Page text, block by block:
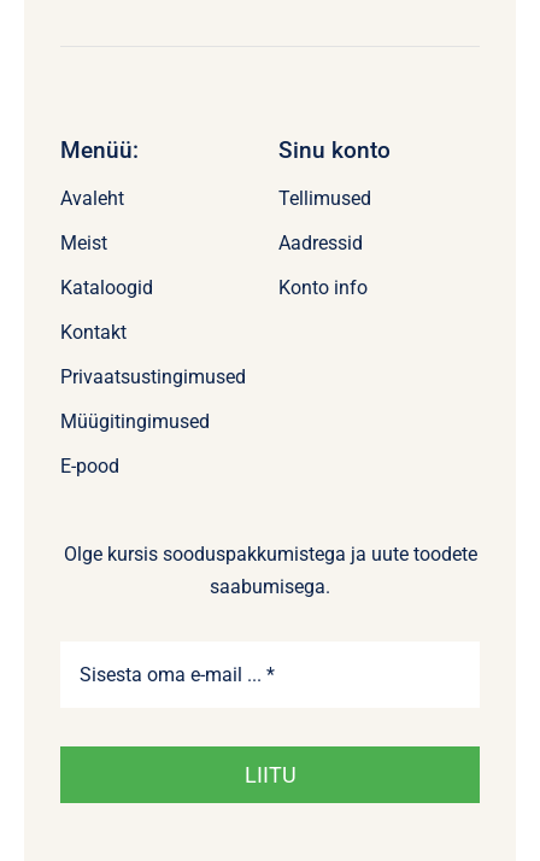
Menüü:
Avaleht
Meist
Kataloogid
Kontakt
Privaatsustingimused
Müügitingimused
E-pood
Sinu konto
Tellimused
Aadressid
Konto info
Olge kursis sooduspakkumistega ja uute toodete
saabumisega.
LIITU